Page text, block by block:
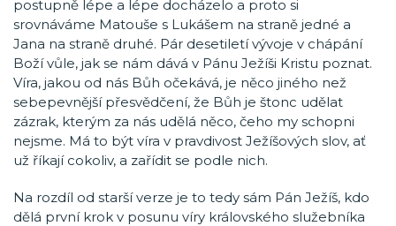
postupně lépe a lépe docházelo a proto si
srovnáváme Matouše s Lukášem na straně jedné a
Jana na straně druhé. Pár desetiletí vývoje v chápání
Boží vůle, jak se nám dává v Pánu Ježíši Kristu poznat.
Víra, jakou od nás Bůh očekává, je něco jiného než
sebepevnější přesvědčení, že Bůh je štonc udělat
zázrak, kterým za nás udělá něco, čeho my schopni
nejsme. Má to být víra v pravdivost Ježíšových slov, ať
už říkají cokoliv, a zařídit se podle nich.
Na rozdíl od starší verze je to tedy sám Pán Ježíš, kdo
dělá první krok v posunu víry královského služebníka